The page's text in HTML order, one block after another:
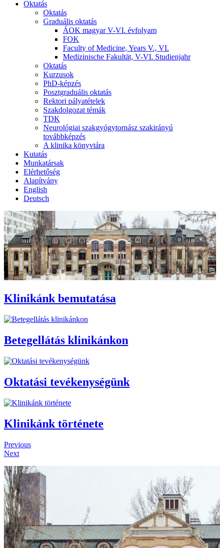
Oktatás
Oktatás
Graduális oktatás
ÁOK magyar V-VI. évfolyam
FOK
Faculty of Medicine, Years V., VI.
Medizinische Fakultät, V-VI. Studienjahr
Oktatás
Kurzusok
PhD-képzés
Posztgraduális oktatás
Rektori pályatételek
Szakdolgozat témák
TDK
Neurológiai szakgyógytornász szakirányú
továbbképzés
A klinika könyvtára
Kutatás
Munkatársak
Elérhetőség
Alapítvány
English
Deutsch
Klinikánk bemutatása
Betegellátás klinikánkon
Oktatási tevékenységünk
Klinikánk története
Previous
Next